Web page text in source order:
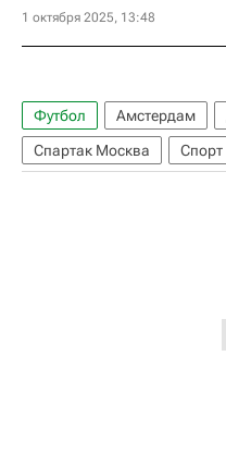
1 октября 2025, 13:48
Футбол Амстердам
Спартак Москва
Спорт